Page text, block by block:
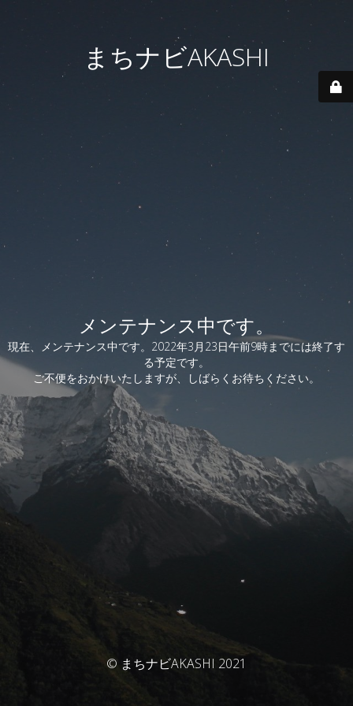
まちナビAKASHI
メンテナンス中です。
現在、メンテナンス中です。2022年3月23日午前9時までには終了す
る予定です。
ご不便をおかけいたしますが、しばらくお待ちください。
© まちナビAKASHI 2021